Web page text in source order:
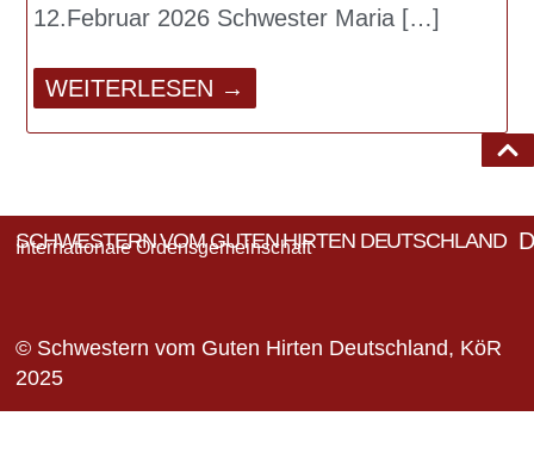
12.Februar 2026 Schwester Maria
WEITERLESEN →
SCHWESTERN VOM GUTEN HIRTEN DEUTSCHLAND
Internationale Ordensgemeinschaft
© Schwestern vom Guten Hirten Deutschland, KöR
2025